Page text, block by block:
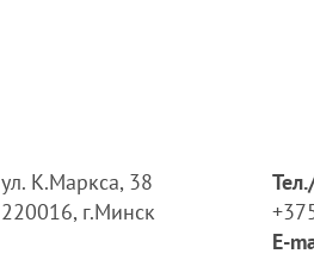
ул. К.Маркса, 38
220016, г.Минск
E-